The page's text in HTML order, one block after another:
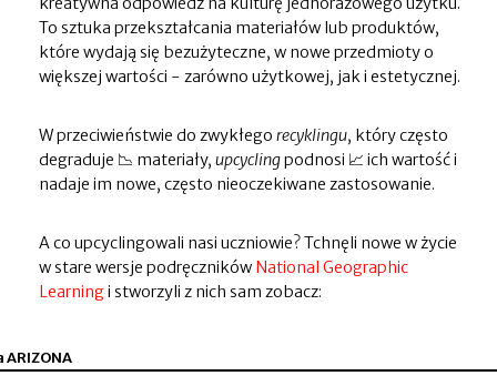
To sztuka przekształcania materiałów lub produktów,
które wydają się bezużyteczne, w nowe przedmioty o
większej wartości - zarówno użytkowej, jak i estetycznej.
W przeciwieństwie do zwykłegorecyklingu, który często
degraduje 📉 materiały,upcyclingpodnosi 📈 ich wartość i
nadaje im nowe, często nieoczekiwane zastosowanie.
A co upcyclingowali nasi uczniowie? Tchnęli nowe w życie
w stare wersje podręczników National Geographic
Learningi stworzyli z nich sam zobacz:
ARIZONA